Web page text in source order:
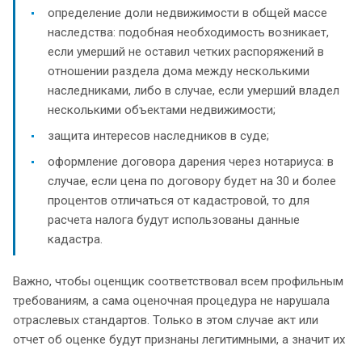
определение доли недвижимости в общей массе
наследства: подобная необходимость возникает,
если умерший не оставил четких распоряжений в
отношении раздела дома между несколькими
наследниками, либо в случае, если умерший владел
несколькими объектами недвижимости;
защита интересов наследников в суде;
оформление договора дарения через нотариуса: в
случае, если цена по договору будет на 30 и более
процентов отличаться от кадастровой, то для
расчета налога будут использованы данные
кадастра.
Важно, чтобы оценщик соответствовал всем профильным
требованиям, а сама оценочная процедура не нарушала
отраслевых стандартов. Только в этом случае акт или
отчет об оценке будут признаны легитимными, а значит их